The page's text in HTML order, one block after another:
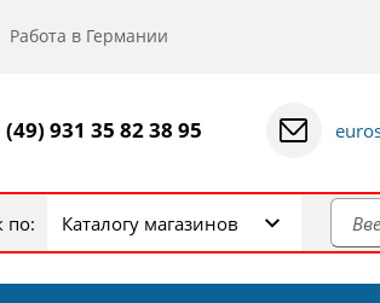
Работа в Германии
(49) 931 35 82 38 95
по: Каталогу магазинов